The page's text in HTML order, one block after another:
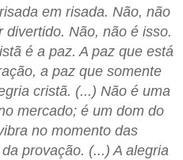
em risada. Não, não
divertido. Não, não é isso.
é a paz. A paz que está
a paz que somente
cristã. (...) Não é uma
mercado; é um dom do
no momento das
provação. (...) A alegria